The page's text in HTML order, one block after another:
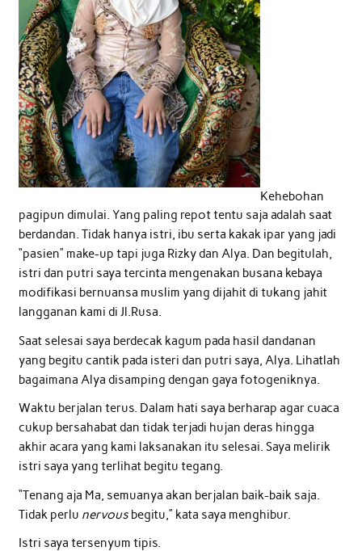
Kehebohan
pagipun dimulai. Yang paling repot tentu saja adalah saat
berdandan. Tidak hanya istri, ibu serta kakak ipar yang jadi
“pasien” make-up tapi juga Rizky dan Alya. Dan begitulah,
istri dan putri saya tercinta mengenakan busana kebaya
modifikasi bernuansa muslim yang dijahit di tukang jahit
langganan kami di Jl.Rusa.
Saat selesai saya berdecak kagum pada hasil dandanan
yang begitu cantik pada isteri dan putri saya, Alya. Lihatlah
bagaimana Alya disamping dengan gaya fotogeniknya.
Waktu berjalan terus. Dalam hati saya berharap agar cuaca
cukup bersahabat dan tidak terjadi hujan deras hingga
akhir acara yang kami laksanakan itu selesai. Saya melirik
istri saya yang terlihat begitu tegang.
“Tenang aja Ma, semuanya akan berjalan baik-baik saja.
Tidak perlu nervousbegitu,” kata saya menghibur.
Istri saya tersenyum tipis.